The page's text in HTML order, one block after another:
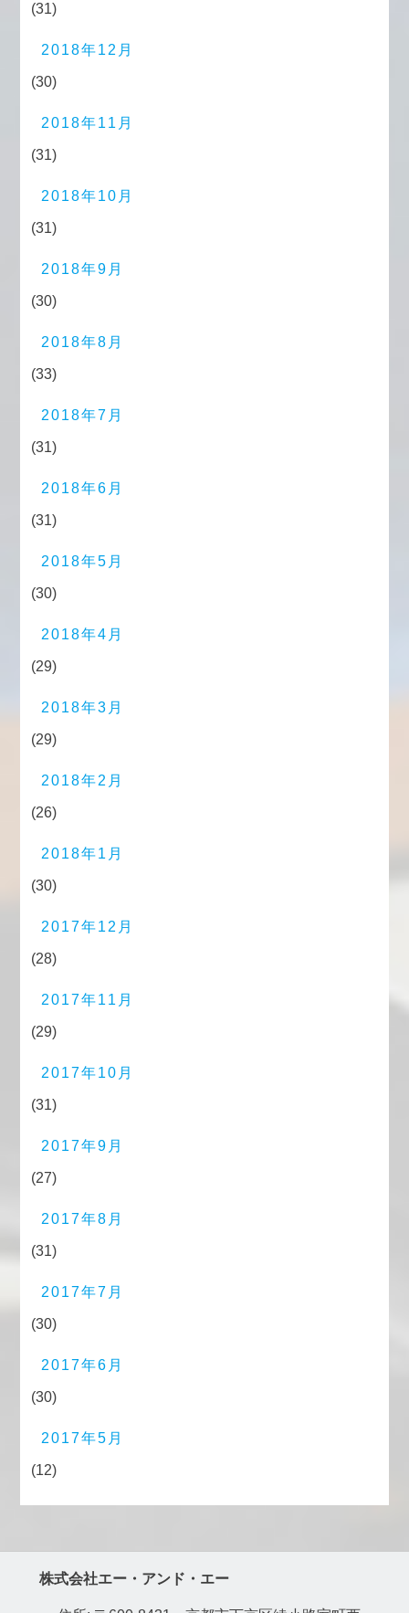
(31)
2018年12月
(30)
2018年11月
(31)
2018年10月
(31)
2018年9月
(30)
2018年8月
(33)
2018年7月
(31)
2018年6月
(31)
2018年5月
(30)
2018年4月
(29)
2018年3月
(29)
2018年2月
(26)
2018年1月
(30)
2017年12月
(28)
2017年11月
(29)
2017年10月
(31)
2017年9月
(27)
2017年8月
(31)
2017年7月
(30)
2017年6月
(30)
2017年5月
(12)
株式会社エー・アンド・エー